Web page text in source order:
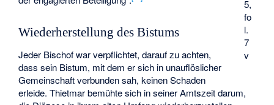
5,
fo
l.
7
v
Wiederherstellung des Bistums
Jeder Bischof war verpflichtet, darauf zu achten,
dass sein Bistum, mit dem er sich in unauflöslicher
Gemeinschaft verbunden sah, keinen Schaden
erleide. Thietmar bemühte sich in seiner Amtszeit darum,